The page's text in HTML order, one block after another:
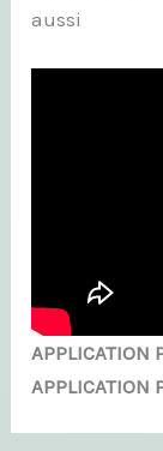
aussi
APPLICATION
APPLICATION